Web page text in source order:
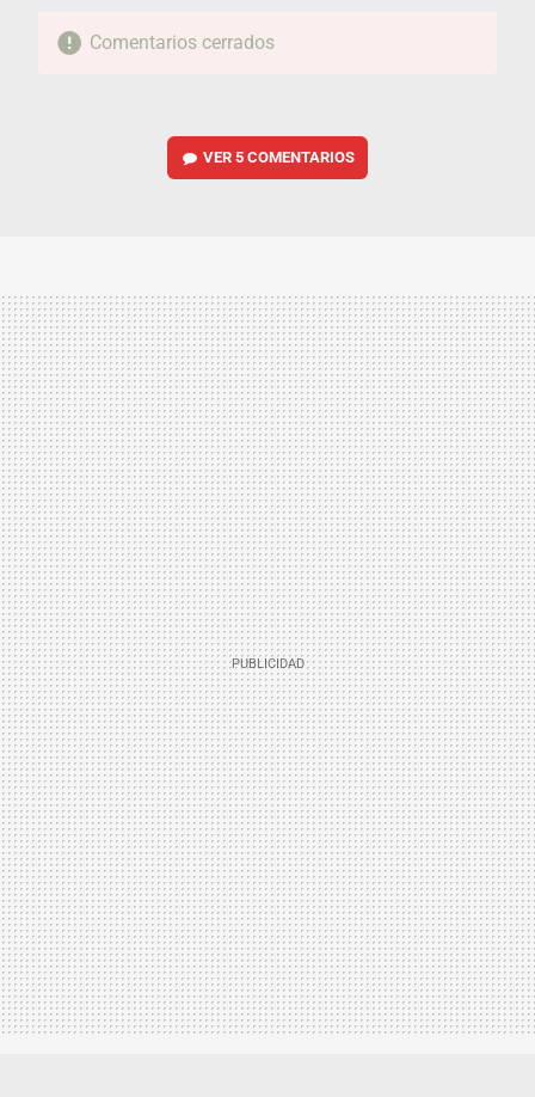
Comentarios cerrados
VER5 COMENTARIOS